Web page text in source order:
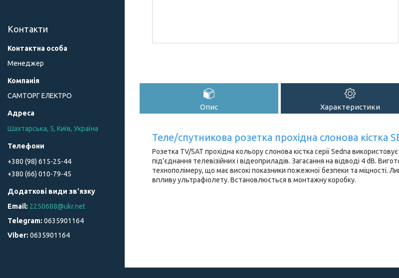
Опис Характеристики
Теле/спутникова розетка прохідна слонова кістка
Розетка TV/SAT прохідна кольору слонова кістка серії Sedna
під'єднання телевізійних і відеоприладів. Загасання на відводі 4 dB.
технополімеру, що має високі показники пожежної безпеки та міцності.
впливу ультрафіолету. Встановлюється в монтажну коробку.
Контакти
Менеджер
САМТОРГ ЕЛЕКТРО
Шахтарська, 5, Київ, Україна
+380 (98) 615-25-44
+380 (66) 010-79-45
2250688@ukr.net
0635901164
0635901164